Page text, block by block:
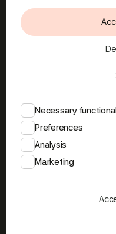
Find your plot
About Syterskalet
Skiing
News
FAQs
About Hemavan
CONTACT
Necessary
Preferences
Analysis
Marketing